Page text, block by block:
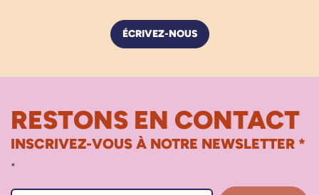
ÉCRIVEZ-NOUS
RESTONS EN CONTACT
INSCRIVEZ-VOUS À NOTRE NEWSLETTER *
*